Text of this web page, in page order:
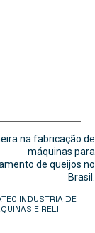
na fabricação de
máquinas para
de queijos no
Brasil.
INDÚSTRIA DE
EIRELI